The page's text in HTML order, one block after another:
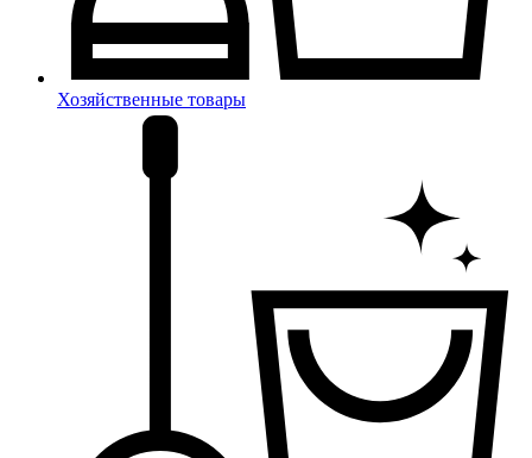
Хозяйственные товары